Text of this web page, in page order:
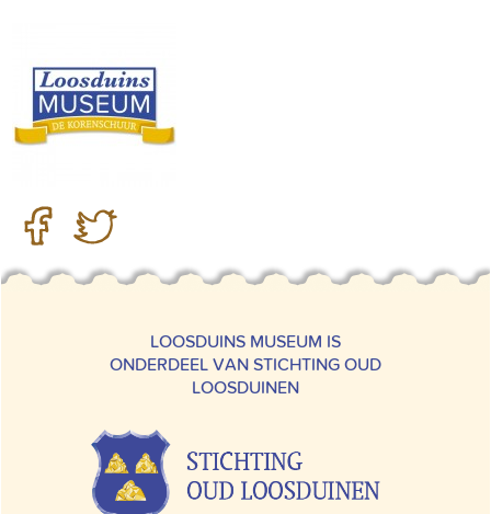
LOOSDUINS MUSEUM IS
ONDERDEEL VAN STICHTING OUD
LOOSDUINEN